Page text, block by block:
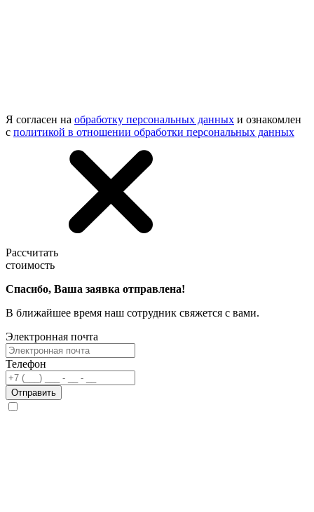
Я согласен на обработку персональных данных и ознакомлен
с политикой в отношении обработки персональных данных
Рассчитать
стоимость
Спасибо, Ваша заявка отправлена!
В ближайшее время наш сотрудник свяжется с вами.
Электронная почта
Телефон
Отправить